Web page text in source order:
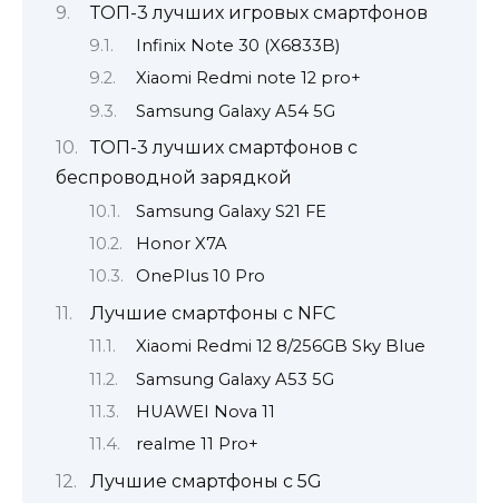
ТОП-3 лучших игровых смартфонов
Infinix Note 30 (X6833B)
Xiaomi Redmi note 12 pro+
Samsung Galaxy A54 5G
ТОП-3 лучших смартфонов с
беспроводной зарядкой
Samsung Galaxy S21 FE
Honor X7A
OnePlus 10 Pro
Лучшие смартфоны с NFC
Xiaomi Redmi 12 8/256GB Sky Blue
Samsung Galaxy A53 5G
HUAWEI Nova 11
realme 11 Pro+
Лучшие смартфоны с 5G